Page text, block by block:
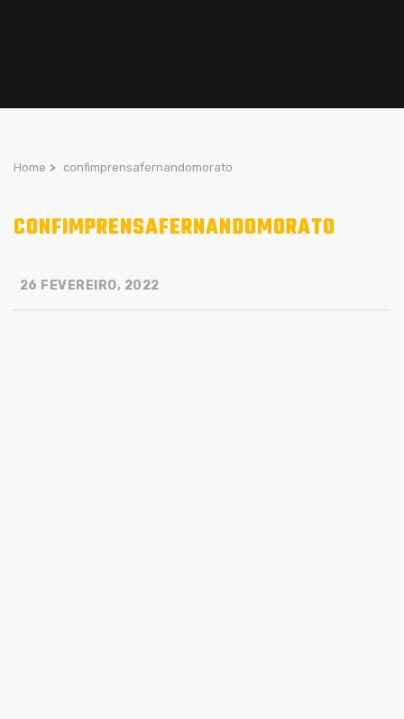
Home > confimprensafernandomorato
CONFIMPRENSAFERNANDOMORATO
26 FEVEREIRO, 2022